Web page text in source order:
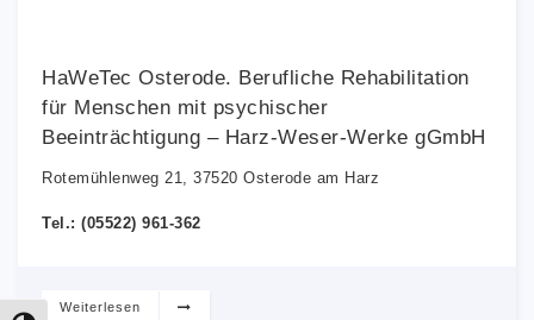
HaWeTec Osterode. Berufliche Rehabilitation
für Menschen mit psychischer
Beeinträchtigung – Harz-Weser-Werke gGmbH
Rotemühlenweg 21, 37520 Osterode am Harz
Tel.: (05522) 961-362
Weiterlesen